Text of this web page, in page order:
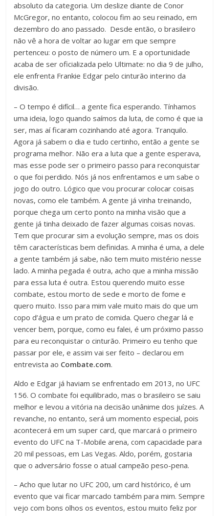
absoluto da categoria. Um deslize diante deConor
McGregor, no entanto, colocou fim ao seu reinado, em
dezembro do ano passado. Desde então, o brasileiro
não vê a hora de voltar ao lugar em que sempre
pertenceu: o posto de número um. E a oportunidade
acaba de ser oficializada pelo Ultimate: no dia 9 de julho,
ele enfrenta Frankie Edgar pelo cinturão interino da
divisão.
– O tempo é difícil… a gente fica esperando. Tínhamos
uma ideia, logo quando saímos da luta, de como é que ia
ser, mas aí ficaram cozinhando até agora. Tranquilo.
Agora já sabem o dia e tudo certinho, então a gente se
programa melhor. Não era a luta que a gente esperava,
mas esse pode ser o primeiro passo para reconquistar
o que foi perdido. Nós já nos enfrentamos e um sabe o
jogo do outro. Lógico que vou procurar colocar coisas
novas, como ele também. A gente já vinha treinando,
porque chega um certo ponto na minha visão que a
gente já tinha deixado de fazer algumas coisas novas.
Tem que procurar sim a evolução sempre, mas os dois
têm características bem definidas. A minha é uma, a dele
a gente também já sabe, não tem muito mistério nesse
lado. A minha pegada é outra, acho que a minha missão
para essa luta é outra. Estou querendo muito esse
combate, estou morto de sede e morto de fome e
quero muito. Isso para mim vale muito mais do que um
copo d’água e um prato de comida. Quero chegar lá e
vencer bem, porque, como eu falei, é um próximo passo
para eu reconquistar o cinturão. Primeiro eu tenho que
passar por ele, e assim vai ser feito – declarou em
entrevista ao Combate.com.
Aldo e Edgar já haviam se enfrentado em 2013, no UFC
156. O combate foi equilibrado, mas o brasileiro se saiu
melhor e levou a vitória na decisão unânime dos juízes. A
revanche, no entanto, será um momento especial, pois
acontecerá em um super card, que marcará o primeiro
evento do UFC na T-Mobile arena, com capacidade para
20 mil pessoas, em Las Vegas. Aldo, porém, gostaria
que o adversário fosse o atual campeão peso-pena.
– Acho que lutar no UFC 200, um card histórico, é um
evento que vai ficar marcado também para mim. Sempre
vejo com bons olhos os eventos, estou muito feliz por